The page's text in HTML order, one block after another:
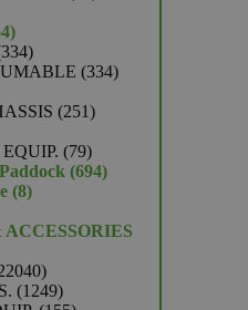
664
producten
334334
producten334334
251251
7979
producten
694694
88
22040
producten
12491249